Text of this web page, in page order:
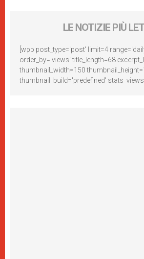
LE NOTIZIE PIÙ
[wpp post_type='post' limit=4
order_by='views' title_length=68
thumbnail_width=150
thumbnail_build='predefined'